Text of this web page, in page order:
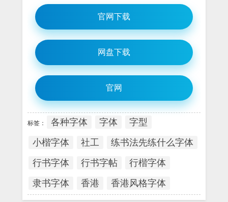
官网下载
网盘下载
官网
标签： 各种字体 字体
字型
小楷字体
社工
练书法先练什么字体
行书字体
行书字帖
行楷字体
隶书字体
香港 香港风格字体